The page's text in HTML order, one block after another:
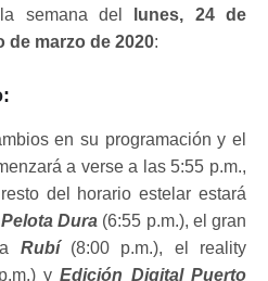
semana del
lunes, 24 de
de marzo de 2020:
en su programación y el
a verse a las 5:55 p.m.,
del horario estelar estará
Dura (6:55 p.m.), el gran
Rubí(8:00 p.m.), el reality
yEdición Digital Puerto